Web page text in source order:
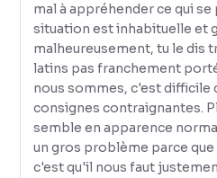
mal à appréhender ce qui
situation est inhabituelle et
malheureusement, tu le dis
latins pas franchement
nous sommes, c'est difficile
consignes contraignantes.
semble en apparence
un gros problème parce
c'est qu'il nous faut